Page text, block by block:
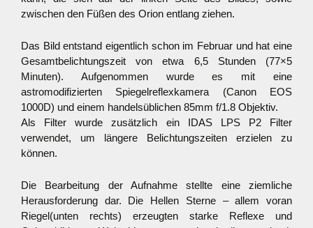
zwischen den Füßen des Orion entlang ziehen.
Das Bild entstand eigentlich schon im Februar und hat eine
Gesamtbelichtungszeit von etwa 6,5 Stunden (77×5
Minuten). Aufgenommen wurde es mit eine
astromodifizierten Spiegelreflexkamera (Canon EOS
1000D) und einem handelsüblichen 85mm f/1.8 Objektiv.
Als Filter wurde zusätzlich ein IDAS LPS P2 Filter
verwendet, um längere Belichtungszeiten erzielen zu
können.
Die Bearbeitung der Aufnahme stellte eine ziemliche
Herausforderung dar. Die Hellen Sterne – allem voran
Riegel(unten rechts) erzeugten starke Reflexe und